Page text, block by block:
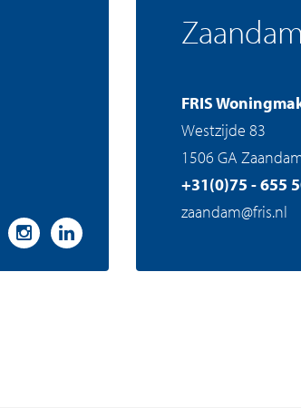
Zaandam
FRIS
Westzijde 83
1506 GA
+31(0)75 - 655
zaandam@fris.nl